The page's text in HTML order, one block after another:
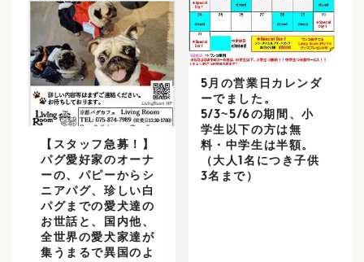
【スタッフ急募！】
パグ愛好家のオーナ
ーの、パピーからシ
ニアパグ、珍しい白
パグまでの愛犬達の
お世話と、国内他、
全世界の愛犬家達が
集うまるで異国のよ
5月の営業日カレンダ
ーでました。
5/3~5/6の期間、小
学生以下の方は無
料・中学生は半額。
（大人1名につき子供
3名まで）